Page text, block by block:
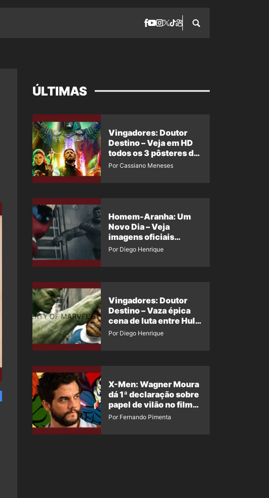
ÚLTIMAS
Vingadores: Doutor
Destino – Veja em HD
todos os 3 pôsteres de
‘Doomsday’ + 1 imagem
Por Cassiano Meneses
Homem-Aranha: Um
Novo Dia – Veja
imagens oficiais
descartadas do Hulk
Por Diego Henrique
Vingadores: Doutor
Destino – Vaza épica
cena de luta entre Hulk
e o Coisa
Por Diego Henrique
X-Men: Wagner Moura
dá 1ª declaração sobre
papel de vilão no filme
da Marvel
Por Fernando Pimenta